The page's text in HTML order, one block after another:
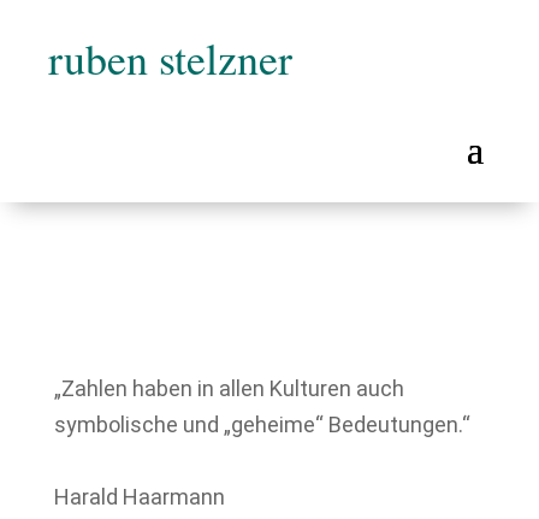
ruben stelzner
„Zahlen haben in allen Kulturen auch
symbolische und „geheime“ Bedeutungen.“
Harald Haarmann